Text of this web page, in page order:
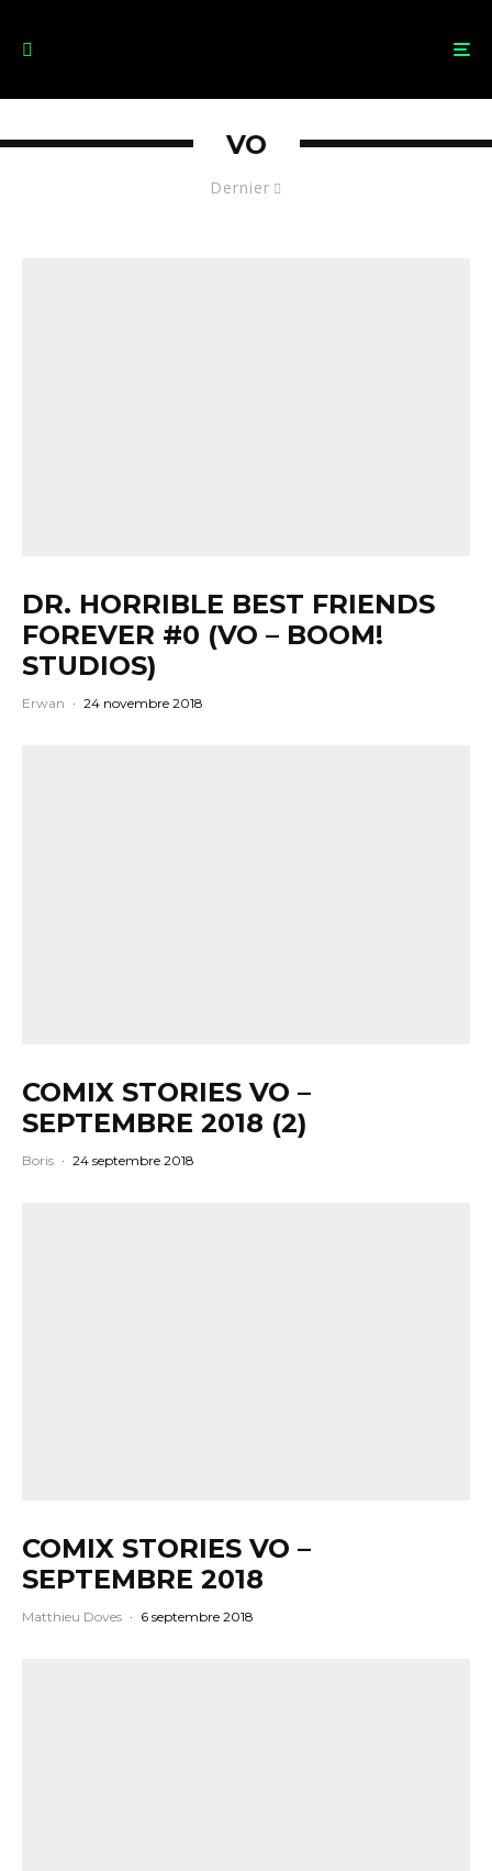
Dernier
VO
DR. HORRIBLE BEST FRIENDS
FOREVER #0 (VO – BOOM!
STUDIOS)
Erwan · 24 novembre 2018
COMIX STORIES VO –
SEPTEMBRE 2018 (2)
Boris · 24 septembre 2018
COMIX STORIES VO –
SEPTEMBRE 2018
Matthieu Doves · 6 septembre 2018